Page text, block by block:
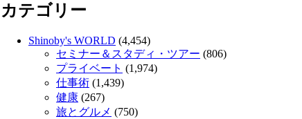
カテゴリー
Shinoby's WORLD (4,454)
セミナー＆スタディ・ツアー (806)
プライベート (1,974)
仕事術 (1,439)
健康 (267)
旅とグルメ (750)